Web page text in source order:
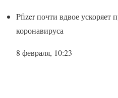
Pfizer почти вдвое ускоряет
коронавируса
8 февраля, 10:23